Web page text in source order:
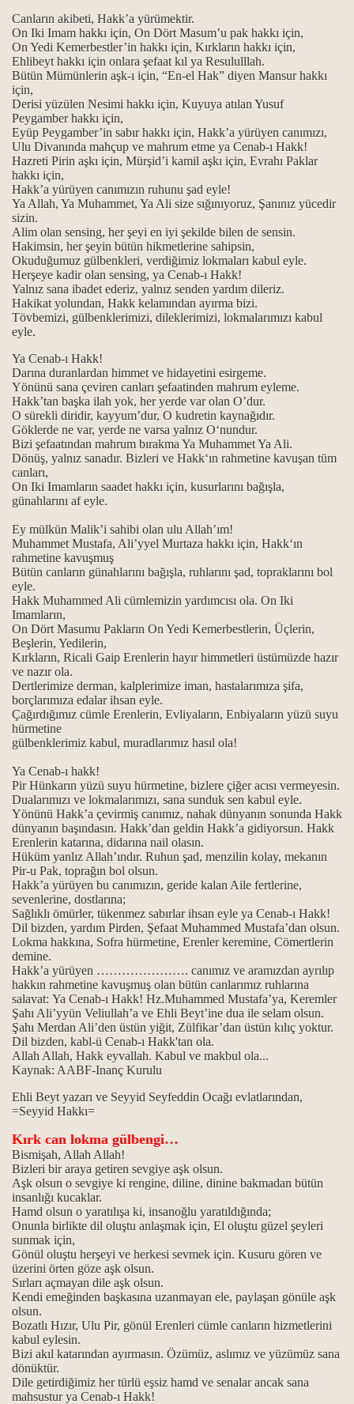
Canların akibeti, Hakk’a yürümektir.
On Iki Imam hakkı için, On Dört Masum’u pak hakkı için,
On Yedi Kemerbestler’in hakkı için, Kırkların hakkı için,
Ehlibeyt hakkı için onlara şefaat kıl ya Resululllah.
Bütün Mümünlerin aşk-ı için, “En-el Hak” diyen Mansur hakkı
için,
Derisi yüzülen Nesimi hakkı için, Kuyuya atılan Yusuf
Peygamber hakkı için,
Eyüp Peygamber’in sabır hakkı için, Hakk’a yürüyen canımızı,
Ulu Divanında mahçup ve mahrum etme ya Cenab-ı Hakk!
Hazreti Pirin aşkı için, Mürşid’i kamil aşkı için, Evrahı Paklar
hakkı için,
Hakk’a yürüyen canımızın ruhunu şad eyle!
Ya Allah, Ya Muhammet, Ya Ali size sığınıyoruz, Şanınız yücedir
sizin.
Alim olan sensing, her şeyi en iyi şekilde bilen de sensin.
Hakimsin, her şeyin bütün hikmetlerine sahipsin,
Okuduğumuz gülbenkleri, verdiğimiz lokmaları kabul eyle.
Herşeye kadir olan sensing, ya Cenab-ı Hakk!
Yalnız sana ibadet ederiz, yalnız senden yardım dileriz.
Hakikat yolundan, Hakk kelamından ayırma bizi.
Tövbemizi, gülbenklerimizi, dileklerimizi, lokmalarımızı kabul
eyle.
Ya Cenab-ı Hakk!
Darına duranlardan himmet ve hidayetini esirgeme.
Yönünü sana çeviren canları şefaatinden mahrum eyleme.
Hakk’tan başka ilah yok, her yerde var olan O’dur.
O sürekli diridir, kayyum’dur, O kudretin kaynağıdır.
Göklerde ne var, yerde ne varsa yalnız O‘nundur.
Bizi şefaatından mahrum bırakma Ya Muhammet Ya Ali.
Dönüş, yalnız sanadır. Bizleri ve Hakk‘ın rahmetine kavuşan tüm
canları,
On Iki Imamların saadet hakkı için, kusurlarını bağışla,
günahlarını af eyle.
Ey mülkün Malik’i sahibi olan ulu Allah’ım!
Muhammet Mustafa, Ali’yyel Murtaza hakkı için, Hakk‘ın
rahmetine kavuşmuş
Bütün canların günahlarını bağışla, ruhlarını şad, topraklarını bol
eyle.
Hakk Muhammed Ali cümlemizin yardımcısı ola. On Iki
Imamların,
On Dört Masumu Pakların On Yedi Kemerbestlerin, Üçlerin,
Beşlerin, Yedilerin,
Kırkların, Ricali Gaip Erenlerin hayır himmetleri üstümüzde hazır
ve nazır ola.
Dertlerimize derman, kalplerimize iman, hastalarımıza şifa,
borçlarımıza edalar ihsan eyle.
Çağırdığımız cümle Erenlerin, Evliyaların, Enbiyaların yüzü suyu
hürmetine
gülbenklerimiz kabul, muradlarımız hasıl ola!
Ya Cenab-ı hakk!
Pir Hünkarın yüzü suyu hürmetine, bizlere çiğer acısı vermeyesin.
Dualarımızı ve lokmalarımızı, sana sunduk sen kabul eyle.
Yönünü Hakk’a çevirmiş canımız, nahak dünyanın sonunda Hakk
dünyanın başındasın. Hakk’dan geldin Hakk’a gidiyorsun. Hakk
Erenlerin katarına, didarına nail olasın.
Hüküm yanlız Allah’ındır. Ruhun şad, menzilin kolay, mekanın
Pir-u Pak, toprağın bol olsun.
Hakk’a yürüyen bu canımızın, geride kalan Aile fertlerine,
sevenlerine, dostlarına;
Sağlıklı ömürler, tükenmez sabırlar ihsan eyle ya Cenab-ı Hakk!
Dil bizden, yardım Pirden, Şefaat Muhammed Mustafa’dan olsun.
Lokma hakkına, Sofra hürmetine, Erenler keremine, Cömertlerin
demine.
Hakk’a yürüyen …………………. canımız ve aramızdan ayrılıp
hakkın rahmetine kavuşmuş olan bütün canlarımız ruhlarına
salavat: Ya Cenab-ı Hakk! Hz.Muhammed Mustafa’ya, Keremler
Şahı Ali’yyün Veliullah’a ve Ehli Beyt’ine dua ile selam olsun.
Şahı Merdan Ali’den üstün yiğit, Zülfikar’dan üstün kılıç yoktur.
Dil bizden, kabl-ü Cenab-ı Hakk'tan ola.
Allah Allah, Hakk eyvallah. Kabul ve makbul ola...
Kaynak: AABF-Inanç Kurulu
Ehli Beyt yazarı ve Seyyid Seyfeddin Ocağı evlatlarından,
=Seyyid Hakkı=
Kırk can lokma gülbengi…
Bismişah, Allah Allah!
Bizleri bir araya getiren sevgiye aşk olsun.
Aşk olsun o sevgiye ki rengine, diline, dinine bakmadan bütün
insanlığı kucaklar.
Hamd olsun o yaratılışa ki, insanoğlu yaratıldığında;
Onunla birlikte dil oluştu anlaşmak için, El oluştu güzel şeyleri
sunmak için,
Gönül oluştu herşeyi ve herkesi sevmek için. Kusuru gören ve
üzerini örten göze aşk olsun.
Sırları açmayan dile aşk olsun.
Kendi emeğinden başkasına uzanmayan ele, paylaşan gönüle aşk
olsun.
Bozatlı Hızır, Ulu Pir, gönül Erenleri cümle canların hizmetlerini
kabul eylesin.
Bizi akıl katarından ayırmasın. Özümüz, aslımız ve yüzümüz sana
dönüktür.
Dile getirdiğimiz her türlü eşsiz hamd ve senalar ancak sana
mahsustur ya Cenab-ı Hakk!